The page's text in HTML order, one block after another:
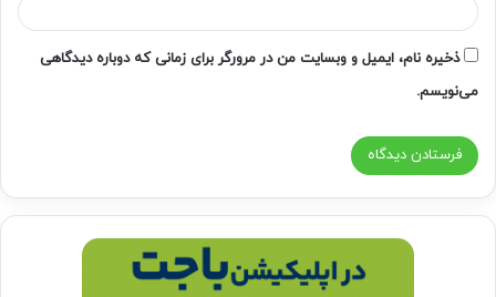
ذخیره نام، ایمیل و وبسایت من در مرورگر برای زمانی که دوباره دیدگاهی
می‌نویسم.